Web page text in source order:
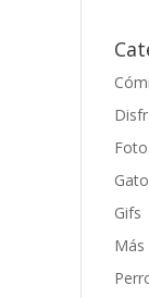
Gifs
Más